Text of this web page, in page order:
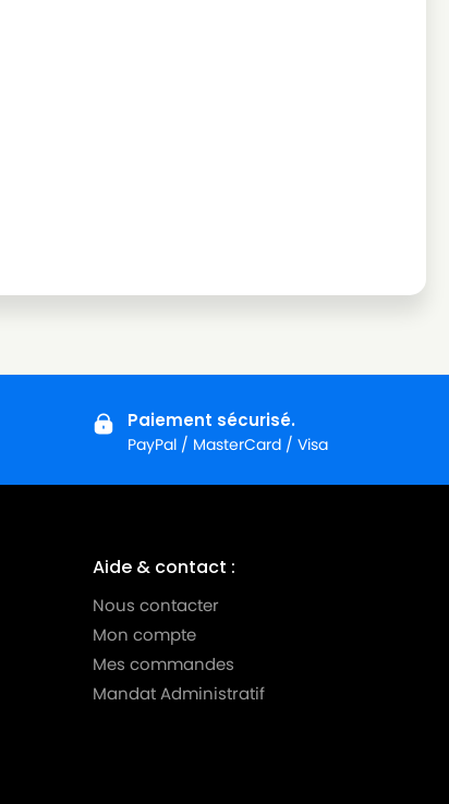
Paiement sécurisé.
PayPal / MasterCard / Visa
Aide & contact :
Nous contacter
Mon compte
Mes commandes
Mandat Administratif